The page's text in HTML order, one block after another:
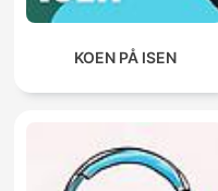
KOEN PÅ ISEN